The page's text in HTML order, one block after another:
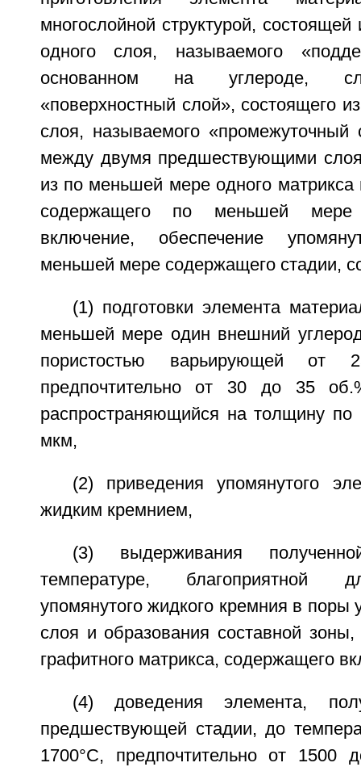
многослойной структурой,
одного слоя, называемого
основанном на углероде,
«поверхностный слой», состоящего
слоя, называемого «промежуточный
между двумя предшествующими
из по меньшей мере одного матрикса
содержащего по меньшей мере
включение, обеспечение
меньшей мере содержащего стадии,
(1) подготовки элемента
меньшей мере один внешний
пористостью варьирующей
предпочтительно от 30 до 35
распространяющийся на толщину
мкм,
(2) приведения упомянутого
жидким кремнием,
(3) выдерживания
температуре, благоприятной
упомянутого жидкого кремния в поры
слоя и образования составной
графитного матрикса, содержащего
(4) доведения элемента,
предшествующей стадии, до
1700°C, предпочтительно от 1500